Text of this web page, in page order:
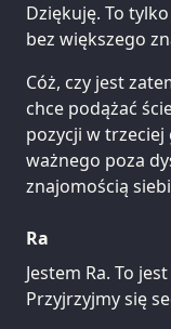
Dziękuję. To
bez większego
Cóż, czy jest
chce podążać
pozycji w
ważnego poza
znajomością
Ra
Jestem Ra. To
Przyjrzyjmy się